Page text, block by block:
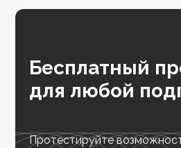
Бесплатный
для любой
Протестируйте